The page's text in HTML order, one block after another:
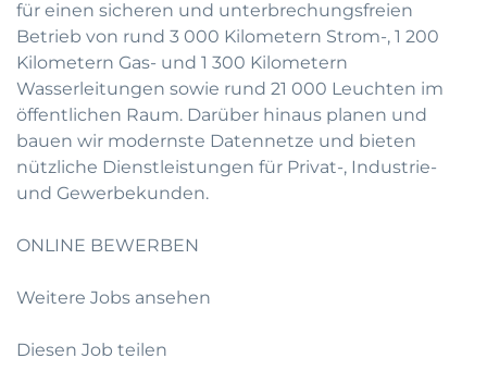
für einen sicheren und unterbrechungsfreien
Betrieb von rund 3 000 Kilometern Strom-, 1 200
Kilometern Gas- und 1 300 Kilometern
Wasserleitungen sowie rund 21 000 Leuchten im
öffentlichen Raum. Darüber hinaus planen und
bauen wir modernste Datennetze und bieten
nützliche Dienstleistungen für Privat-, Industrie-
und Gewerbekunden.
ONLINE BEWERBEN
Weitere Jobs ansehen
Diesen Job teilen